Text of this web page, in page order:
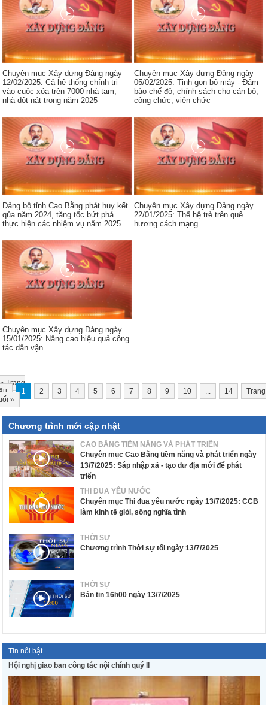
Chuyên mục Xây dựng Đảng ngày
12/02/2025: Cả hệ thống chính trị
vào cuộc xóa trên 7000 nhà tạm,
nhà dột nát trong năm 2025
Chuyên mục Xây dựng Đảng ngày
05/02/2025: Tinh gọn bộ máy - Đảm
bảo chế độ, chính sách cho cán bộ,
công chức, viên chức
Đảng bộ tỉnh Cao Bằng phát huy kết
qủa năm 2024, tăng tốc bứt phá
thực hiện các nhiệm vụ năm 2025.
Chuyên mục Xây dựng Đảng ngày
22/01/2025: Thế hệ trẻ trên quê
hương cách mạng
Chuyên mục Xây dựng Đảng ngày
15/01/2025: Nâng cao hiệu quả công
tác dân vận
«Trang
1 2 3 4 5 6 7 8 9 10 ... 14
Trang
»
Chương trình mới cập nhật
CAO BẰNG TIỀM NĂNG VÀ PHÁT TRIỂN
Chuyên mục Cao Bằng tiềm năng và phát triển ngày
13/7/2025: Sáp nhập xã - tạo dư địa mới để phát
triển
THI ĐUA YÊU NƯỚC
Chuyên mục Thi đua yêu nước ngày 13/7/2025: CCB
làm kinh tế giỏi, sống nghĩa tình
THỜI SỰ
Chương trình Thời sự tối ngày 13/7/2025
THỜI SỰ
Bản tin 16h00 ngày 13/7/2025
Tin nổi bật
Hội nghị giao ban công tác nội chính quý II